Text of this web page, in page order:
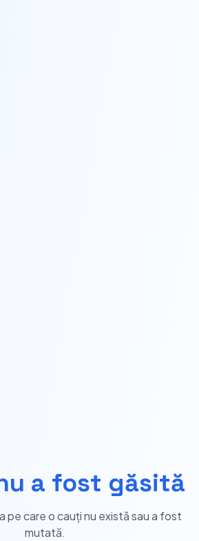
a fost găsită
pe care o cauți nu există sau a fost
mutată.